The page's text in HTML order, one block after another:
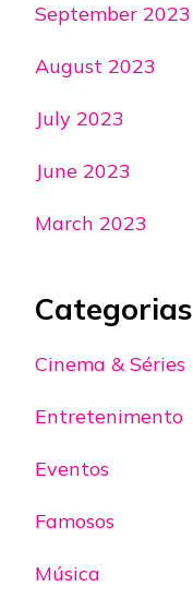
September 2023
August 2023
July 2023
June 2023
March 2023
Categorias
Cinema & Séries
Entretenimento
Eventos
Famosos
Música